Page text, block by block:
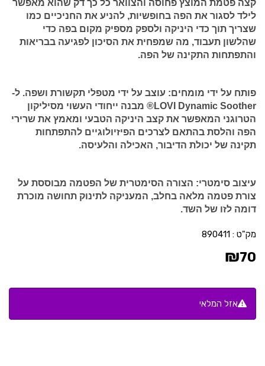
קצה פטמת המוצץ פחוסה והצוואר כל כך דק שהוא מאפשר
לילד לסגור את הפה בחופשיות, להניע את החניכיים כמו
שצריך תוך כדי היניקה ולספק מספיק מקום בפה כדי
שהלשון תעבוד, מה שמפחית את הסיכון לפגיעה בבריאות
והתפתחות התקינה של הפה.
פותח על ידי מומחים: עוצב על ידי מטפלי תקשורת ושפה. ל-
LOVI Dynamic Soother® מבנה ייחודי העשוי מסיליקון
הטרוגני המאפשר את קצב היניקה הטבעי ומאמץ את שרירי
הפה והלסת בהתאם לצרכים הפיזיולוגיים להתפתחות
תקינה של יכולת הדיבור, האכילה והלעיסה.
עיצוב סימטרי: הצורה הסימטרית של הפטמה מבוססת על
צורת פטמה מלאה בחלב, המעניקה לתינוק תחושה מוכרת
דומה לזו של השד.
מק"ט : 890411
₪70
אזל המלאי